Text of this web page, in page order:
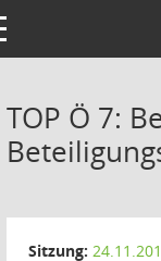
navigation
TOP Ö 7:
Sitzung: